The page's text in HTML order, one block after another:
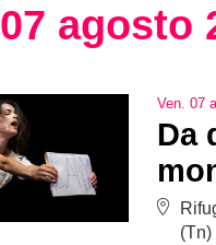
07 agosto
Ven.07
Da
(Tn)